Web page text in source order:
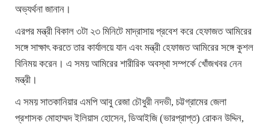
অভ্যর্থনা জানান।
এরপর মন্ত্রী বিকাল ৩টা ২৩ মিনিটে মাদ্রাসায় প্রবেশ করে হেফাজত আমিরের
সঙ্গে সাক্ষাৎ করতে তার কার্যালয়ে যান এবং মন্ত্রী হেফাজত আমিরের সঙ্গে কুশল
বিনিময় করেন। এ সময় আমিরের শারীরিক অবস্থা সম্পর্কে খোঁজখবর নেন
মন্ত্রী।
এ সময় সাতকানিয়ার এমপি আবু রেজা চৌধুরী নদভী, চট্টগ্রামের জেলা
প্রশাসক মোহাম্মদ ইলিয়াস হোসেন, ডিআইজি (ভারপ্রাপ্ত) রোকন উদ্দিন,